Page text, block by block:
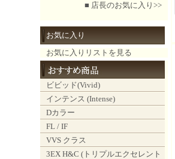
■ 店長のお気に入り>>
お気に入り
お気に入りリストを見る
ビビッド(Vivid)
インテンス (Intense)
Dカラー
FL / IF
VVS クラス
3EX H&C (トリプルエクセレント